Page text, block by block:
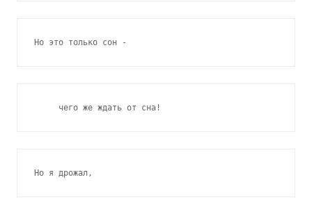
Но это только сон -
     чего же ждать от сна!
Но я дрожал,